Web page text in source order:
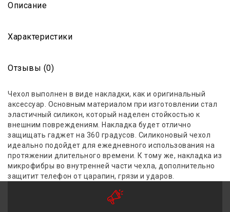
Описание
Характеристики
Отзывы (0)
Чехол выполнен в виде накладки, как и оригинальный
аксессуар. Основным материалом при изготовлении стал
эластичный силикон, который наделен стойкостью к
внешним повреждениям. Накладка будет отлично
защищать гаджет на 360 градусов. Силиконовый чехол
идеально подойдет для ежедневного использования на
протяжении длительного времени. К тому же, накладка из
микрофибры во внутренней части чехла, дополнительно
защитит телефон от царапин, грязи и ударов.